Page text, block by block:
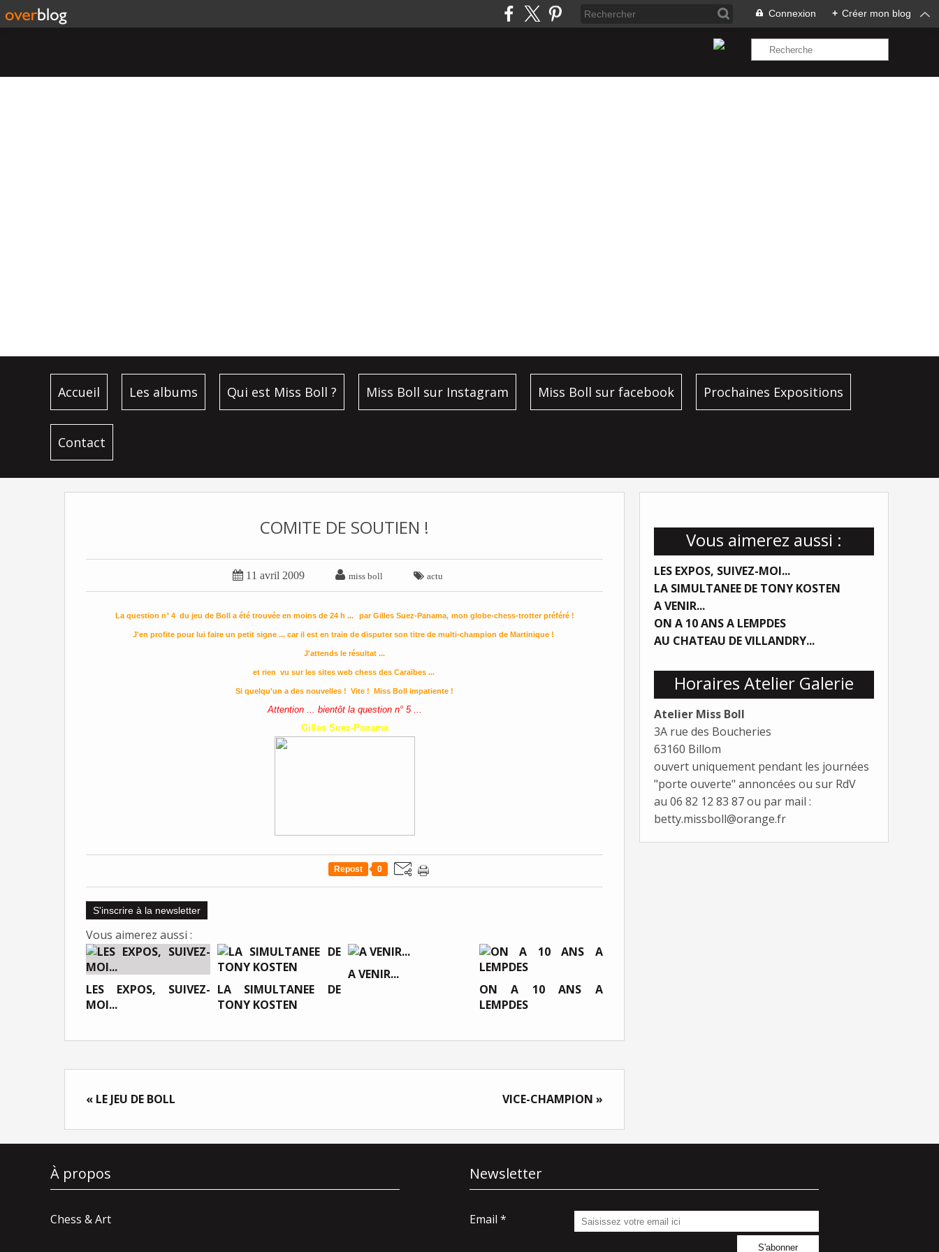
Connexion + Créer mon blog
Accueil Les albums Qui est Miss Boll ? Miss Boll sur Instagram Miss Boll sur facebook Prochaines Expositions
Contact
Vous aimerez aussi :
LES EXPOS, SUIVEZ-MOI...
LA SIMULTANEE DE TONY KOSTEN
A VENIR...
ON A 10 ANS A LEMPDES
AU CHATEAU DE VILLANDRY...
Horaires Atelier Galerie
Atelier Miss Boll
3A rue des Boucheries
63160 Billom
ouvert uniquement pendant les journées
"porte ouverte" annoncées ou sur RdV
au 06 82 12 83 87 ou par mail :
betty.missboll@orange.fr
COMITE DE SOUTIEN !
 11 avril 2009  miss boll  actu
La question n° 4 du jeu de Boll a été trouvée en moins de 24 h ... par Gilles Suez-Panama, mon globe-chess-trotter préféré !
J'en profite pour lui faire un petit signe ... car il est en train de disputer son titre de multi-champion de Martinique !
J'attends le résultat ...
et rien vu sur les sites web chess des Caraïbes ...
Si quelqu'un a des nouvelles ! Vite ! Miss Boll impatiente !
Attention ... bientôt la question n° 5 ...
Gilles Suez-Panama
Repost 0
S'inscrire à la newsletter
Vous aimerez aussi :
LES EXPOS, SUIVEZ-
MOI...
LA SIMULTANEE DE
TONY KOSTEN
A VENIR...
ON A 10 ANS A
LEMPDES
« LE JEU DE BOLL VICE-CHAMPION »
À propos
Chess & Art
Newsletter
Email